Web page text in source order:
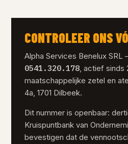
CONTROLEER ONS
Alpha Services Benelux
0541.320.178, actief sinds
maatschappelijke zetel en
4a, 1701 Dilbeek.
Dit nummer is openbaar:
Kruispuntbank van
bevestigen dat de